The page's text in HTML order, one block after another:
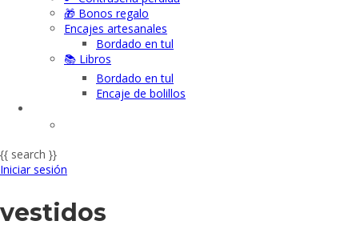
🎁 Bonos regalo
Encajes artesanales
Bordado en tul
📚 Libros
Bordado en tul
Encaje de bolillos
{{ search }}
Iniciar sesión
vestidos